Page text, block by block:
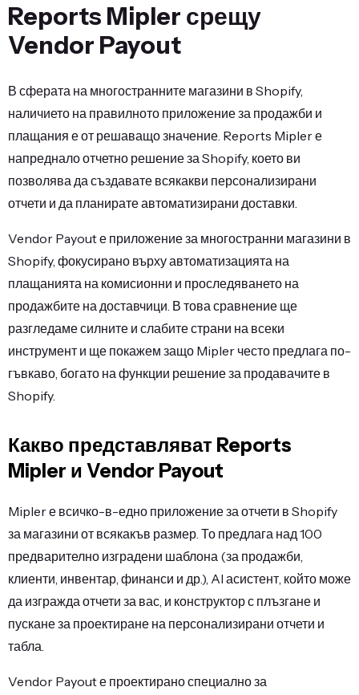
Reports Mipler срещу
Vendor Payout
В сферата на многостранните магазини в Shopify,
наличието на правилното приложение за продажби и
плащания е от решаващо значение. Reports Mipler е
напреднало отчетно решение за Shopify, което ви
позволява да създавате всякакви персонализирани
отчети и да планирате автоматизирани доставки.
Vendor Payout е приложение за многостранни магазини в
Shopify, фокусирано върху автоматизацията на
плащанията на комисионни и проследяването на
продажбите на доставчици. В това сравнение ще
разгледаме силните и слабите страни на всеки
инструмент и ще покажем защо Mipler често предлага по-
гъвкаво, богато на функции решение за продавачите в
Shopify.
Какво представляват Reports
Mipler и Vendor Payout
Mipler е всичко-в-едно приложение за отчети в Shopify
за магазини от всякакъв размер. То предлага над 100
предварително изградени шаблона (за продажби,
клиенти, инвентар, финанси и др.), AI асистент, който може
да изгражда отчети за вас, и конструктор с плъзгане и
пускане за проектиране на персонализирани отчети и
табла.
Vendor Payout е проектирано специално за